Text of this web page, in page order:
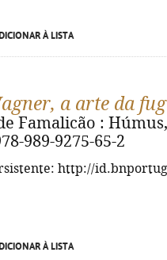
À LISTA
a arte da
Famalicão :
989-9275-65-2
http://
À LISTA